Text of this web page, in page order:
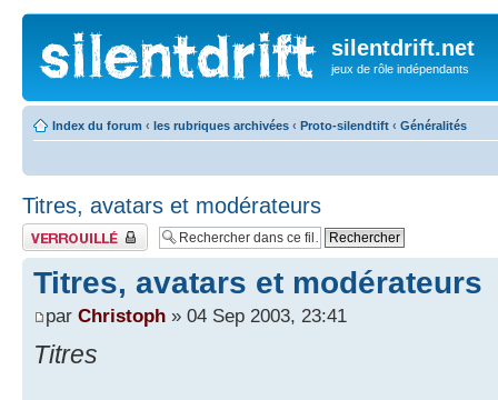
silentdrift.net
jeux de rôle indépendants
Index du forum ‹ les rubriques archivées ‹ Proto-silendtift ‹ Généralités
Titres, avatars et modérateurs
Fil verrouillé
Titres, avatars et modérateurs
par Christoph » 04 Sep 2003, 23:41
Titres